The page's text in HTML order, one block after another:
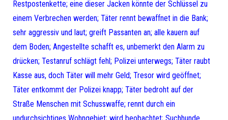
Restpostenkette; eine dieser Jacken könnte der Schlüssel zu
einem Verbrechen werden; Täter rennt bewaffnet in die Bank;
sehr aggressiv und laut; greift Passanten an; alle kauern auf
dem Boden; Angestellte schafft es, unbemerkt den Alarm zu
drücken; Testanruf schlägt fehl; Polizei unterwegs; Täter raubt
Kasse aus, doch Täter will mehr Geld; Tresor wird geöffnet;
Täter entkommt der Polizei knapp; Täter bedroht auf der
Straße Menschen mit Schusswaffe; rennt durch ein